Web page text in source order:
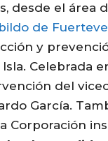
desde el área
de
y
Celebrada
del
García.
Corporación